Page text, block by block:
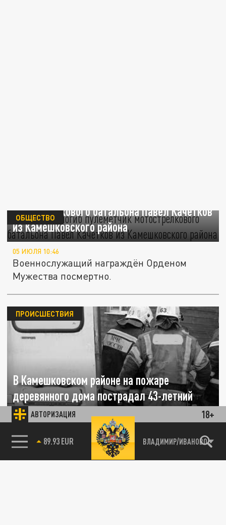
АВТОРИЗАЦИЯ 18+
85.64 BRENT ВЛАДИМИР/ИВАНОВО
мотострелкового батальона Павел Качетков
из Камешковского района
ОБЩЕСТВО
05 ИЮЛЯ 10:46
Военнослужащий награждён Орденом
Мужества посмертно.
В Камешковском районе на пожаре
деревянного дома пострадал 43-летний
мужчина
ПРОИСШЕСТВИЯ
24 МАЯ 11:20
Пожарные вытащили местного жителя из
горящего деревянного дома.